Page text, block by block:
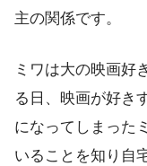
主の関係です。
ミワは大の映画好
る日、映画が好き
になってしまった
いることを知り自